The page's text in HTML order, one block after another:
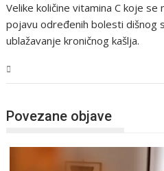
Velike količine vitamina C koje
pojavu određenih bolesti dišnog
ublažavanje kroničnog kašlja.
Povezane objave